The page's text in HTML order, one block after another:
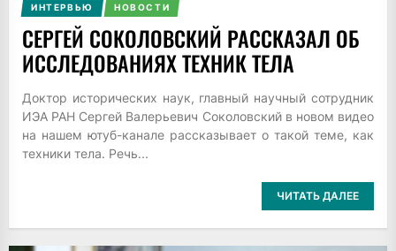
ИНТЕРВЬЮ НОВОСТИ
СЕРГЕЙ СОКОЛОВСКИЙ РАССКАЗАЛ ОБ
ИССЛЕДОВАНИЯХ ТЕХНИК ТЕЛА
Доктор исторических наук, главный научный сотрудник
ИЭА РАН Сергей Валерьевич Соколовский в новом видео
на нашем ютуб-канале рассказывает о такой теме, как
техники тела. Речь...
ЧИТАТЬ ДАЛЕЕ